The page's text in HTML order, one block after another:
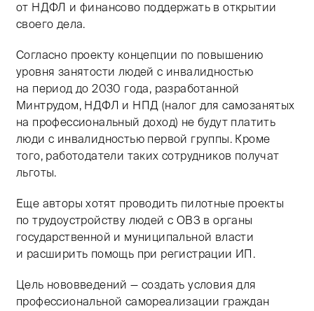
от НДФЛ и финансово поддержать в открытии
своего дела.
Согласно проекту концепции по повышению
уровня занятости людей с инвалидностью
на период до 2030 года, разработанной
Минтрудом, НДФЛ и НПД (налог для самозанятых
на профессиональный доход) не будут платить
люди с инвалидностью первой группы. Кроме
того, работодатели таких сотрудников получат
льготы.
Еще авторы хотят проводить пилотные проекты
по трудоустройству людей с ОВЗ в органы
государственной и муниципальной власти
и расширить помощь при регистрации ИП.
Цель нововведений — создать условия для
профессиональной самореализации граждан